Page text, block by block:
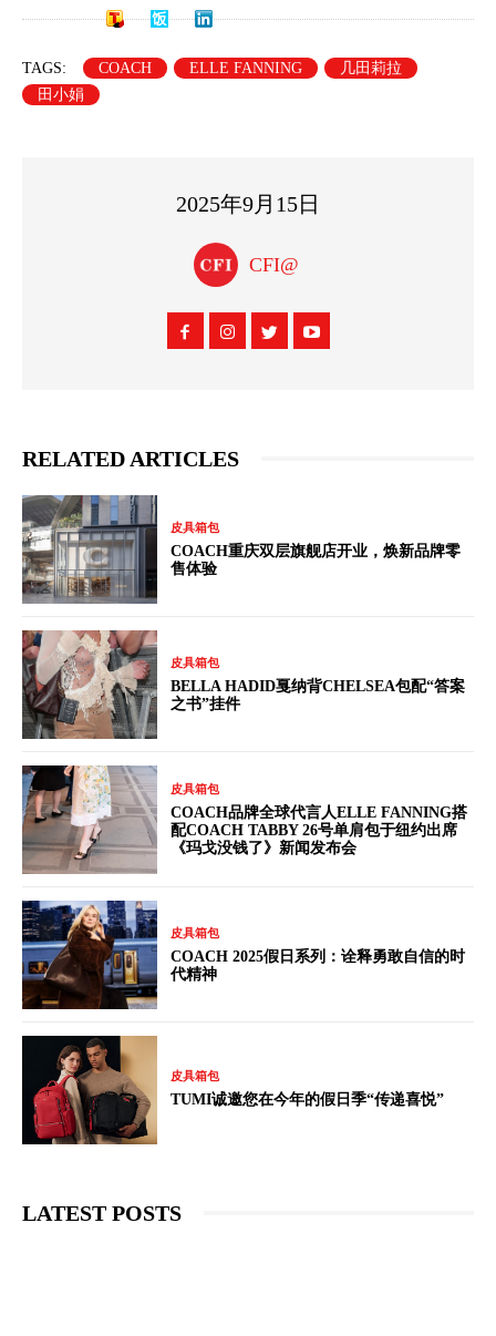
TAGS: COACH ELLE FANNING
几田莉拉
田小娟
2025年9月15日
CFI@
RELATED ARTICLES
皮具箱包
COACH重庆双层旗舰店开业，焕新品牌零
售体验
皮具箱包
BELLA HADID戛纳背CHELSEA包配“答案
之书”挂件
皮具箱包
COACH品牌全球代言人ELLE FANNING搭
配COACH TABBY 26号单肩包于纽约出席
《玛戈没钱了》新闻发布会
皮具箱包
COACH 2025假日系列：诠释勇敢自信的时
代精神
皮具箱包
TUMI诚邀您在今年的假日季“传递喜悦”
LATEST POSTS